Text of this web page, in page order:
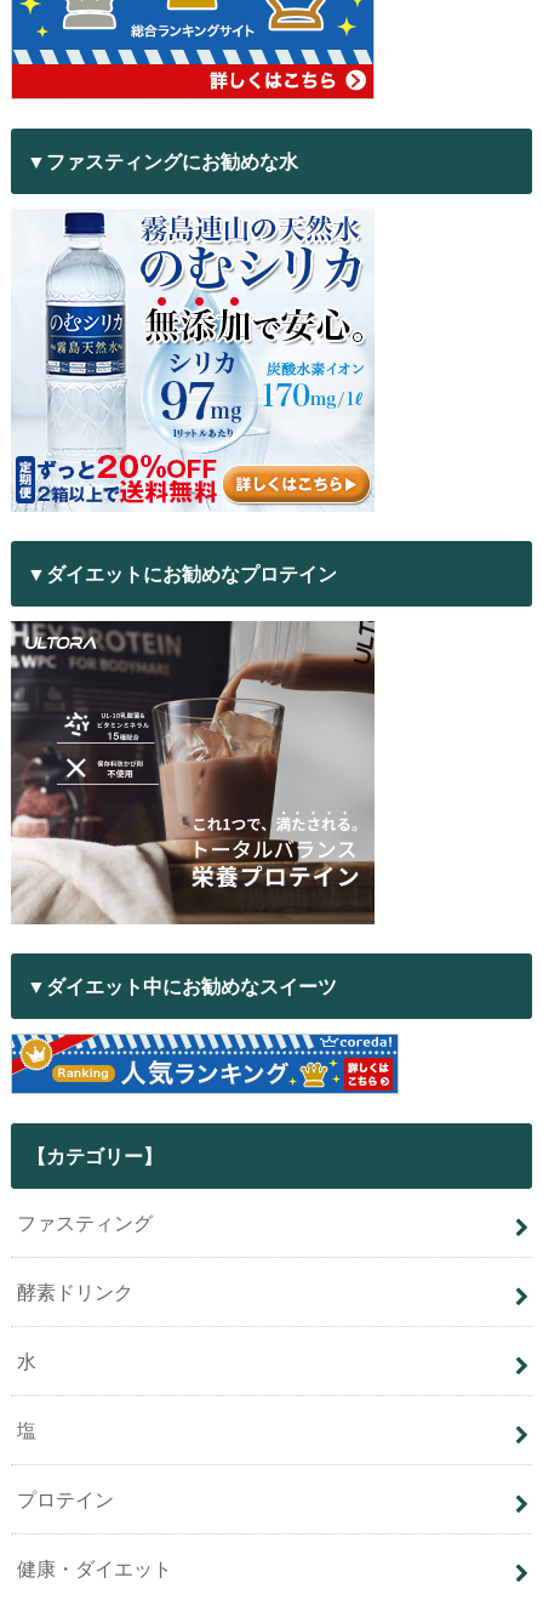
▼ファスティングにお勧めな水
▼ダイエットにお勧めなプロテイン
▼ダイエット中にお勧めなスイーツ
【カテゴリー】
ファスティング
酵素ドリンク
水
塩
プロテイン
健康・ダイエット